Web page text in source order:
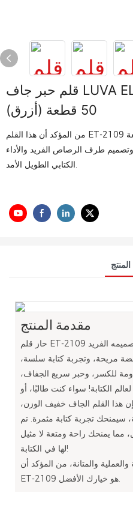
قلم حبر جاف LUVA ELLOTT-2109 0.7 مم
50 قطعة (أزرق)
من المؤكد أن هذا القلم ET-2109 المصمم بشكل جميل سيمنحك متعة
وتصميم طرف الرصاص الفريد والأداء
الكتابي الطويل الأمد.
مقدمة المنتج
حاز قلم ET-2109 الجديد على استحسان السوق بتصميمه الفريد
مريحة، وتجربة كتابة سلسة،
للكسر، وحبر سريع الجفاف،
الكتابة! سواء كنت طالبًا، أو
هذا القلم الجاف خفيف الوزن،
سيمنحك تجربة كتابة مثمرة. تم
مما يمنحك راحة ومتعة لا مثيل
لها في الكتابة!
والعملية والمتانة، من المؤكد أن
ET-2109 هو خيارك الأفضل.